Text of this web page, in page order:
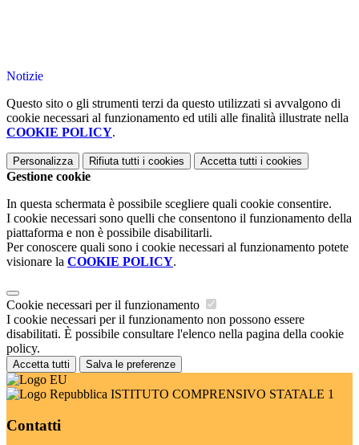
Notizie
Questo sito o gli strumenti terzi da questo utilizzati si avvalgono di
cookie necessari al funzionamento ed utili alle finalità illustrate nella
COOKIE POLICY.
Personalizza Rifiuta tutti i cookies Accetta tutti i cookies
Gestione cookie
In questa schermata è possibile scegliere quali cookie consentire.
I cookie necessari sono quelli che consentono il funzionamento della
piattaforma e non è possibile disabilitarli.
Per conoscere quali sono i cookie necessari al funzionamento potete
visionare la COOKIE POLICY.
Cookie necessari per il funzionamento
I cookie necessari per il funzionamento non possono essere
disabilitati. È possibile consultare l'elenco nella pagina della cookie
policy.
Accetta tutti Salva le preferenze
ISTITUTO COMPRENSIVO STATALE 1
Contatti